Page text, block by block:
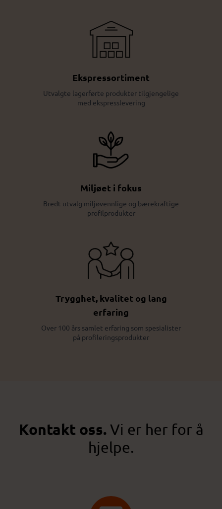
Ekspressortiment
Utvalgte lagerførte produkter tilgjengelige
med ekspresslevering
Miljøet i fokus
Bredt utvalg miljøvennlige og bærekraftige
profilprodukter
Trygghet, kvalitet og lang
erfaring
Over 100 års samlet erfaring som spesialister
på profileringsprodukter
Kontakt oss.Vi er her for å
hjelpe.